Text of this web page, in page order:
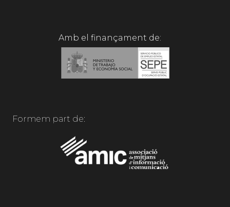
Amb el finançament de:
Formem part de: